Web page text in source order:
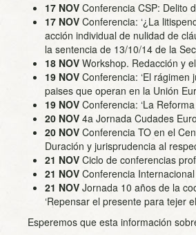
17 NOV Conferencia CSP: Delito
17 NOV Conferencia: ‘¿La
acción individual de nulidad de
la sentencia de 13/10/14 de la
18 NOV Workshop. Redacción y
19 NOV Conferencia: ‘El
paises que operan en la Unión
19 NOV Conferencia: ‘La
20 NOV 4a Jornada Cudades
20 NOV Conferencia TO en el
Duración y jurisprudencia al
21 NOV Ciclo de conferencias
21 NOV Conferencia
21 NOV Jornada 10 años de la
‘Repensar el presente para tejer
Esperemos que esta información